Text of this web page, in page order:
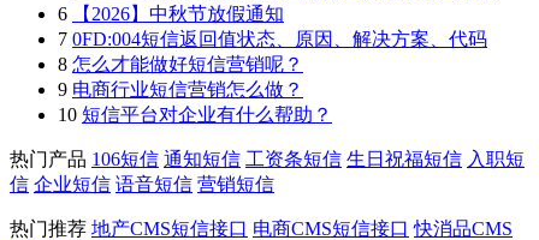
6
【2026】中秋节放假通知
7 0FD:004短信返回值状态、原因、解决方案、代码
8 怎么才能做好短信营销呢？
9 电商行业短信营销怎么做？
10 短信平台对企业有什么帮助？
热门产品 106短信 通知短信 工资条短信 生日祝福短信 入职短
信 企业短信 语音短信 营销短信
热门推荐 地产CMS短信接口 电商CMS短信接口 快消品CMS